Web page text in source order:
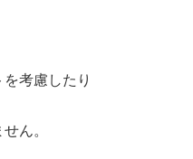
考慮したり
ん。